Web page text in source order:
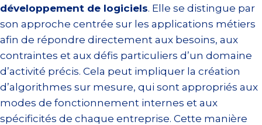
développement de logiciels. Elle se distingue par
son approche centrée sur les applications métiers
afin de répondre directement aux besoins, aux
contraintes et aux défis particuliers d’un domaine
d’activité précis. Cela peut impliquer la création
d’algorithmes sur mesure, qui sont appropriés aux
modes de fonctionnement internes et aux
spécificités de chaque entreprise. Cette manière